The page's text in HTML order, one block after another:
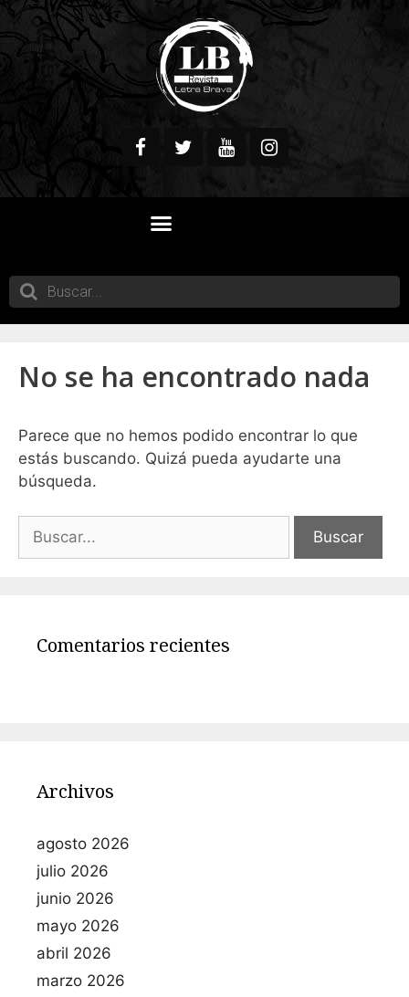
No se ha encontrado nada
Parece que no hemos podido encontrar lo que
estás buscando. Quizá pueda ayudarte una
búsqueda.
Comentarios recientes
Archivos
agosto 2026
julio 2026
junio 2026
mayo 2026
abril 2026
marzo 2026